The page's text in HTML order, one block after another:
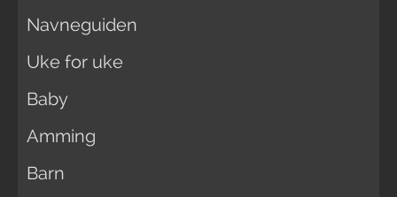
Navneguiden
Uke for uke
Baby
Amming
Barn